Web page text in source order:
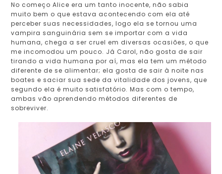
No começo Alice era um tanto inocente, não sabia
muito bem o que estava acontecendo com ela até
perceber suas necessidades, logo ela se tornou uma
vampira sanguinária sem se importar com a vida
humana, chega a ser cruel em diversas ocasiões, o que
me incomodou um pouco. Já Carol, não gosta de sair
tirando a vida humana por aí, mas ela tem um método
diferente de se alimentar; ela gosta de sair à noite nas
boates e saciar sua sede da vitalidade dos jovens, que
segundo ela é muito satisfatório. Mas com o tempo,
ambas vão aprendendo métodos diferentes de
sobreviver.